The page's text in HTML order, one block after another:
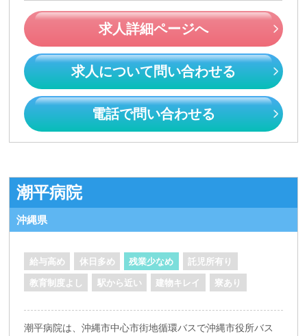
求人詳細ページへ
求人について問い合わせる
電話で問い合わせる
潮平病院
沖縄県
給与高め 休日多め 残業少なめ 託児所有り
教育制度よし 駅から近い 建物キレイ 寮あり
潮平病院は、沖縄市中心市街地循環バスで沖縄市役所バス